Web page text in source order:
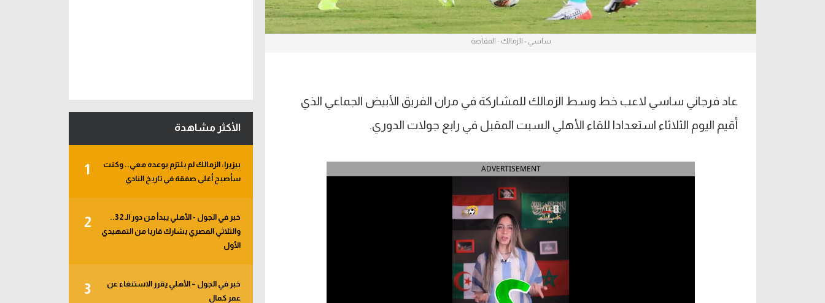
ساسي - الزمالك - المقاصة
عاد فرجاني ساسي لاعب خط وسط الزمالك للمشاركة في مران الفريق الأبيض الجماعي الذي
أقيم اليوم الثلاثاء استعدادا للقاء الأهلي السبت المقبل في رابع جولات الدوري.
ADVERTISEMENT
الأكثر مشاهدة
1
بيزيرا: الزمالك لم يلتزم بوعده معي.. وكنت
سأصبح أغلى صفقة في تاريخ النادي
2
خبر في الجول - الأهلي يبدأ من دور الـ 32..
والثلاثي المصري يشارك قاريا من التمهيدي
الأول
3
خبر في الجول – الأهلي يقرر الاستنغاء عن
عمر كمال